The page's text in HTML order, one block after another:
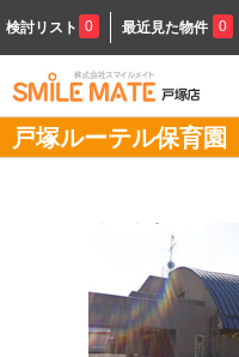
検討リスト 0 最近見た物件 0
戸塚ルーテル保育園